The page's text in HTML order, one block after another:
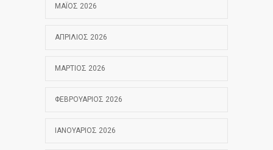
ΜΆΙΟΣ 2026
ΑΠΡΊΛΙΟΣ 2026
ΜΆΡΤΙΟΣ 2026
ΦΕΒΡΟΥΆΡΙΟΣ 2026
ΙΑΝΟΥΆΡΙΟΣ 2026